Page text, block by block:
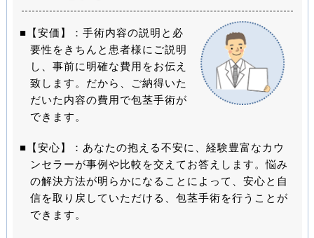
■【安価】：手術内容の説明と必
要性をきちんと患者様にご説明
し、事前に明確な費用をお伝え
致します。だから、ご納得いた
だいた内容の費用で包茎手術が
できます。
■【安心】：あなたの抱える不安に、経験豊富なカウ
ンセラーが事例や比較を交えてお答えします。悩み
の解決方法が明らかになることによって、安心と自
信を取り戻していただける、包茎手術を行うことが
できます。